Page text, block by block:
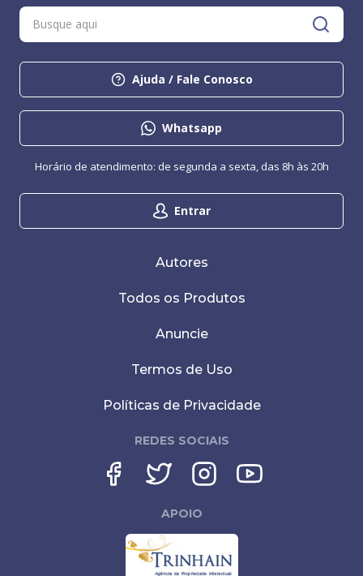
Ajuda / Fale Conosco
Whatsapp
Entrar
Horário de atendimento: de segunda a sexta, das 8h às 20h
Autores
Todos os Produtos
Anuncie
Termos de Uso
Políticas de Privacidade
REDES SOCIAIS
APOIO